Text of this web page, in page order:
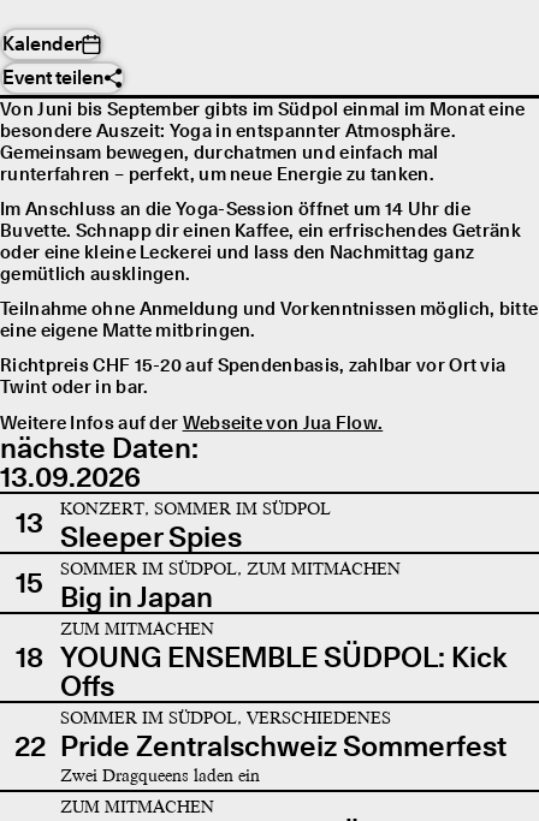
Kalender
Event teilen
Von Juni bis September gibts im Südpol einmal im Monat eine
besondere Auszeit: Yoga in entspannter Atmosphäre.
Gemeinsam bewegen, durchatmen und einfach mal
runterfahren – perfekt, um neue Energie zu tanken.
Im Anschluss an die Yoga-Session öffnet um 14 Uhr die
Buvette. Schnapp dir einen Kaffee, ein erfrischendes Getränk
oder eine kleine Leckerei und lass den Nachmittag ganz
gemütlich ausklingen.
Teilnahme ohne Anmeldung und Vorkenntnissen möglich, bitte
eine eigene Matte mitbringen.
Richtpreis CHF 15-20 auf Spendenbasis, zahlbar vor Ort via
Twint oder in bar.
Weitere Infos auf der Webseite von Jua Flow.
nächste Daten:
13.09.2026
13
KONZERT, SOMMER IM SÜDPOL
Sleeper Spies
15
SOMMER IM SÜDPOL, ZUM MITMACHEN
Big in Japan
18
ZUM MITMACHEN
YOUNG ENSEMBLE SÜDPOL: Kick
Offs
22
SOMMER IM SÜDPOL, VERSCHIEDENES
Pride Zentralschweiz Sommerfest
Zwei Dragqueens laden ein
ZUM MITMACHEN